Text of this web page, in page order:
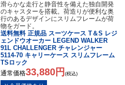
滑らかな走行と静音性を備えた独自開発
のキャスターを搭載。荷造りが便利な奥
行のあるデザインにスリムフレームが荷
物をガード。
送料無料 正規品 スーツケース T＆S レジ
ェンドウオーカー LEGEND WALKER
91L CHALLENGER チャレンジャー
5114-70 キャリーケース スリムフレーム
TSロック
通常価格33,880円 (税込)